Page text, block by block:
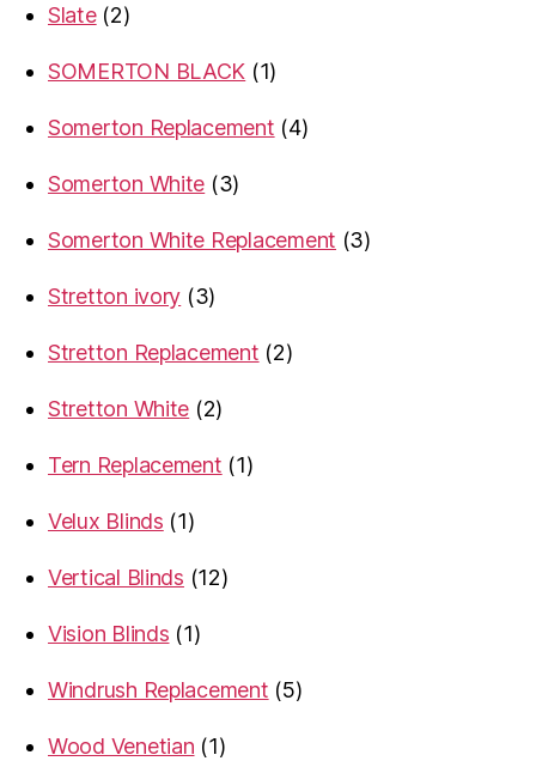
Slate 22
SOMERTON BLACK
11
Somerton Replacement
44
Somerton White
33
Somerton White Replacement
33
Stretton ivory
33
Stretton Replacement
22
Stretton White
22
Tern Replacement
11
Velux Blinds
11
Vertical Blinds
1212
Vision Blinds
11
Windrush Replacement
55
Wood Venetian
11